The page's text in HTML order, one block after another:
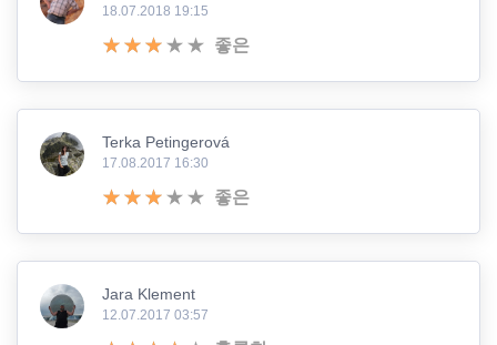
18.07.2018 19:15
좋은
Terka Petingerová
17.08.2017 16:30
좋은
Jara Klement
12.07.2017 03:57